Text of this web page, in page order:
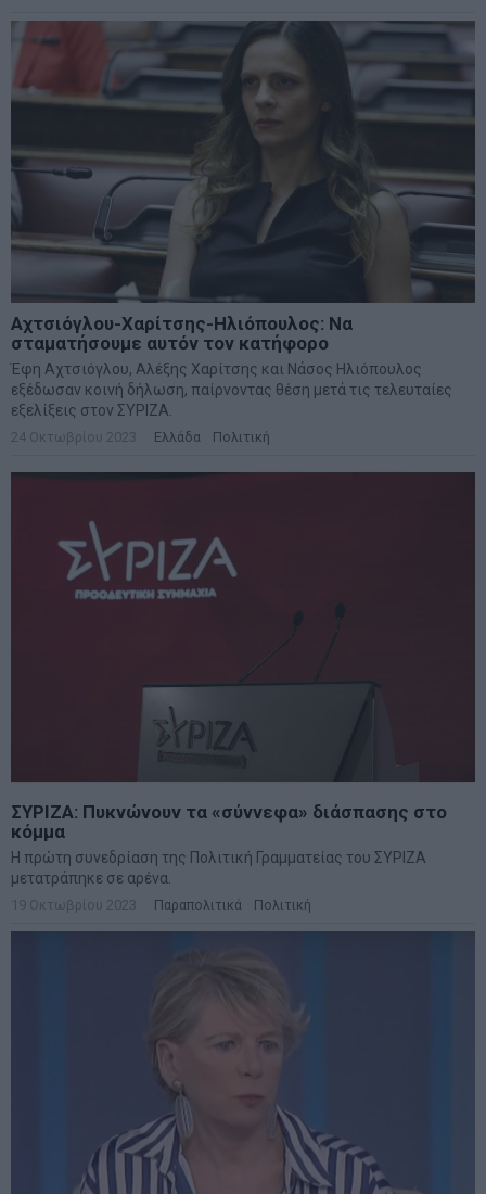
Αχτσιόγλου-Χαρίτσης-Ηλιόπουλος: Να
σταματήσουμε αυτόν τον κατήφορο
Έφη Αχτσιόγλου, Αλέξης Χαρίτσης και Νάσος Ηλιόπουλος
εξέδωσαν κοινή δήλωση, παίρνοντας θέση μετά τις τελευταίες
εξελίξεις στον ΣΥΡΙΖΑ.
24 Οκτωβρίου 2023 Ελλάδα Πολιτική
ΣΥΡΙΖΑ: Πυκνώνουν τα «σύννεφα» διάσπασης στο
κόμμα
H πρώτη συνεδρίαση της Πολιτική Γραμματείας του ΣΥΡΙΖΑ
μετατράπηκε σε αρένα.
19 Οκτωβρίου 2023 Παραπολιτικά Πολιτική